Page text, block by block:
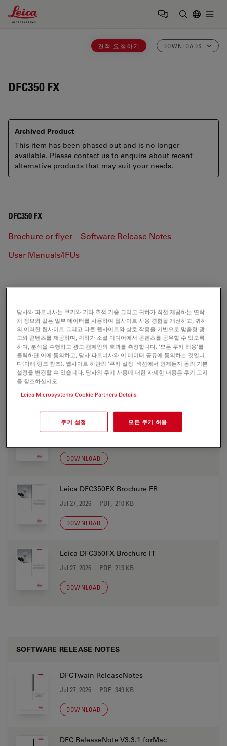
Leica Microsystems Logo
견적 요청하기 DOWNLOADS
DFC350 FX
Archived Product
This item has been phased out and is no longer
available. Please contact us to enquire about recent
alternative products that may suit your needs.
DFC350 FX
Brochure or flyer
Software Release Notes
User Manuals/IFUs
DFC350 FX
BROCHURE OR FLYER
Leica DFC350FX Brochure DE
Jul 27, 2026 PDF, 205 KB
DOWNLOAD
Leica DFC350FX Brochure ES
DOWNLOAD
Leica DFC350FX Brochure FR
Jul 27, 2026 PDF, 210 KB
DOWNLOAD
Leica DFC350FX Brochure IT
Jul 27, 2026 PDF, 213 KB
DOWNLOAD
SOFTWARE RELEASE NOTES
DFCTwain ReleaseNotes
Jul 27, 2026 PDF, 349 KB
DOWNLOAD
DFC ReleaseNote V3.3.1 forMac
당사와 파트너사는 쿠키와 기타 추적 기술 그리고 귀하가 직접 제공하는 연락
처 정보와 같은 일부 데이터를 사용하여 웹사이트 사용 경험을 개선하고, 귀하
의 이러한 웹사이트 그리고 다른 웹사이트와 상호 작용을 기반으로 맞춤형 광
고와 콘텐츠를 제공하며, 귀하가 소셜 미디어에서 콘텐츠를 공유할 수 있도록
하여, 분석을 수행하고 광고 캠페인의 효과를 측정합니다. '모든 쿠키 허용'를
클릭하면 이에 동의하고, 당사 파트너사와 이 데이터 공유에 동의하는 것입니
다(아래 링크 참조). 웹사이트 하단의 '쿠키 설정' 섹션에서 언제든지 동의 기본
설정을 변경할 수 있습니다. 당사의 쿠키 사용에 대한 자세한 내용은 쿠키 고지
를 참조하십시오.
Leica Microsystems Cookie Partners Details
쿠키 설정 모든 쿠키 허용